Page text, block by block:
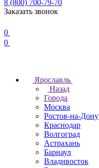
8 (800) 700-79-70
Заказать звонок
0
0
Ярославль
Назад
Города
Москва
Ростов-на-Дону
Краснодар
Волгоград
Астрахань
Барнаул
Владивосток